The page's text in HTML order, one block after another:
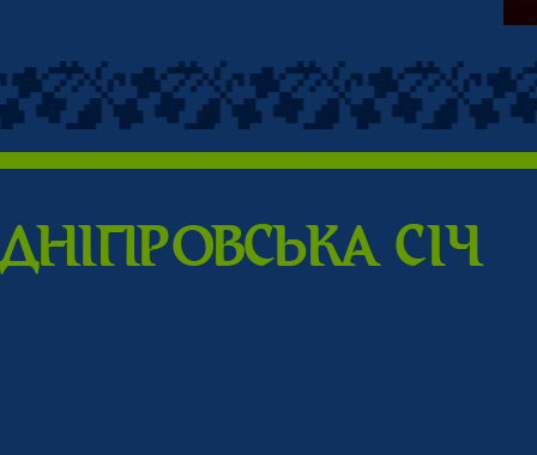
ДНIПPОВСЬКА CIЧ